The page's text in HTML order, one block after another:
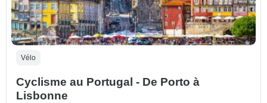
Vélo
Cyclisme au Portugal - De Porto à
Lisbonne